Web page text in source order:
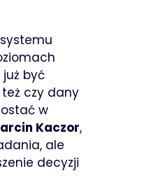
być
też czy dany
w
Kaczor,
ale
decyzji